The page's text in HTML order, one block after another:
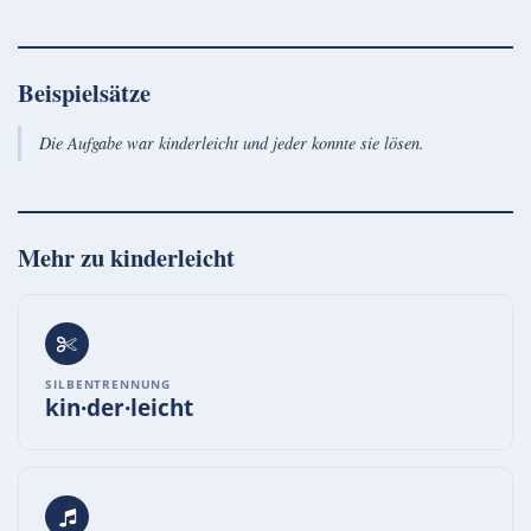
Beispielsätze
Die Aufgabe war kinderleicht und jeder konnte sie lösen.
Mehr zukinderleicht
SILBENTRENNUNG
kin·der·leicht